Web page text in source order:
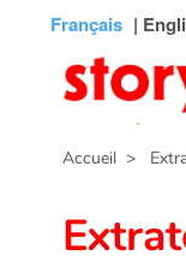
Français |
Accueil >